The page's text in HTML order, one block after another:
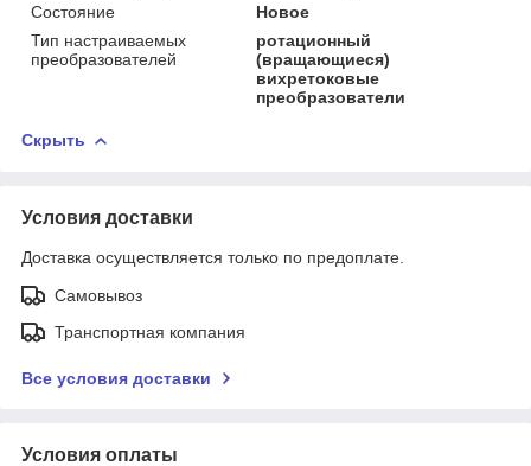
Состояние
Новое
Тип настраиваемых
преобразователей
ротационный
(вращающиеся)
вихретоковые
преобразователи
Скрыть
Условия доставки
Доставка осуществляется только по предоплате.
Самовывоз
Транспортная компания
Все условия доставки
Условия оплаты